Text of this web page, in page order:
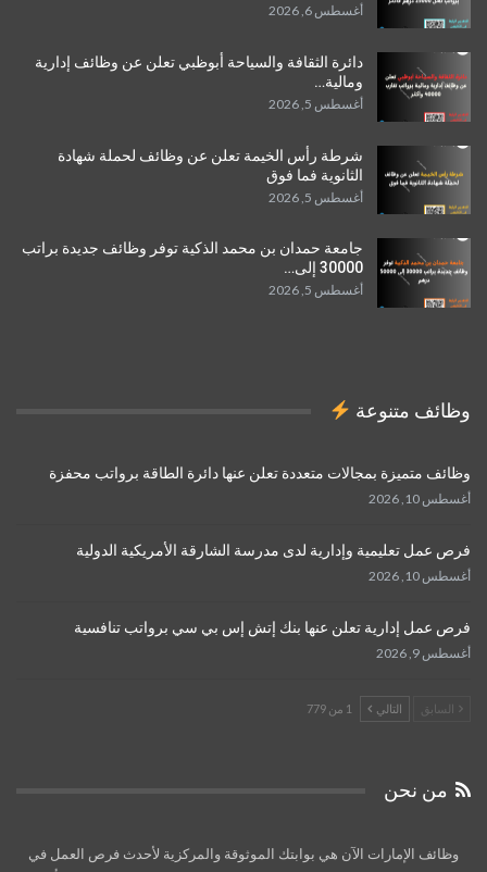
أغسطس 6, 2026
دائرة الثقافة والسياحة أبوظبي تعلن عن وظائف إدارية
ومالية…
أغسطس 5, 2026
شرطة رأس الخيمة تعلن عن وظائف لحملة شهادة
الثانوية فما فوق
أغسطس 5, 2026
جامعة حمدان بن محمد الذكية توفر وظائف جديدة براتب
30000 إلى…
أغسطس 5, 2026
وظائف متنوعة
وظائف متميزة بمجالات متعددة تعلن عنها دائرة الطاقة برواتب محفزة
أغسطس 10, 2026
فرص عمل تعليمية وإدارية لدى مدرسة الشارقة الأمريكية الدولية
أغسطس 10, 2026
فرص عمل إدارية تعلن عنها بنك إتش إس بي سي برواتب تنافسية
أغسطس 9, 2026
السابق التالي 1 من 779
من نحن
وظائف الإمارات الآن هي بوابتك الموثوقة والمركزية لأحدث فرص العمل في